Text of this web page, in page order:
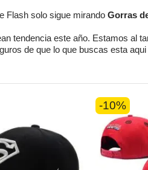
Flash solo sigue mirando Gorras
tendencia este año. Estamos al
de que lo que buscas esta aqui
-10%